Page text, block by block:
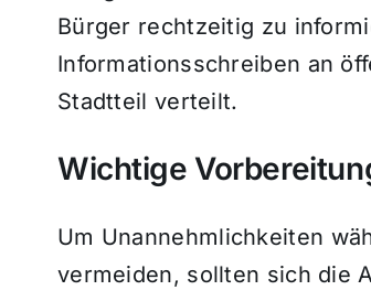
Bürger rechtzeitig zu
Informationsschreiben an
Stadtteil verteilt.
Wichtige
Um Unannehmlichkeiten
vermeiden, sollten sich die